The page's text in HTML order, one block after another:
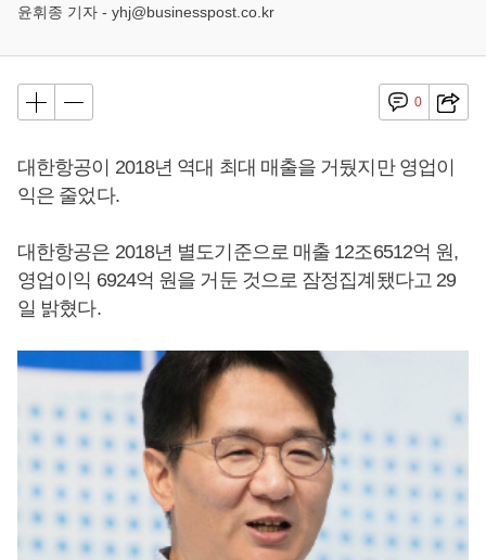
윤휘종 기자 - yhj@businesspost.co.kr
0
대한항공이 2018년 역대 최대 매출을 거뒀지만 영업이
익은 줄었다.
대한항공은 2018년 별도기준으로 매출 12조6512억 원,
영업이익 6924억 원을 거둔 것으로 잠정집계됐다고 29
일 밝혔다.